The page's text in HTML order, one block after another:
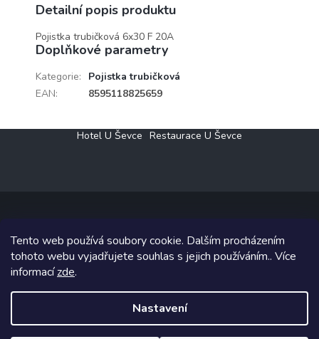
Tento web používá soubory cookie. Dalším procházením
tohoto webu vyjadřujete souhlas s jejich používáním.. Více
informacízde.
Nastavení
Detailní popis produktu
Pojistka trubičková 6x30 F 20A
Doplňkové parametry
Kategorie:
Pojistka trubičková
EAN: 8595118825659
Hotel U Ševce Restaurace U Ševce
Copyright 2026Elektro Klesný s.r.o.. Všechna práva vyhrazena.
Grafický návrh vytvořil a na Shoptet implementoval
Shoptetak.cz.
Vytvořil Shoptet